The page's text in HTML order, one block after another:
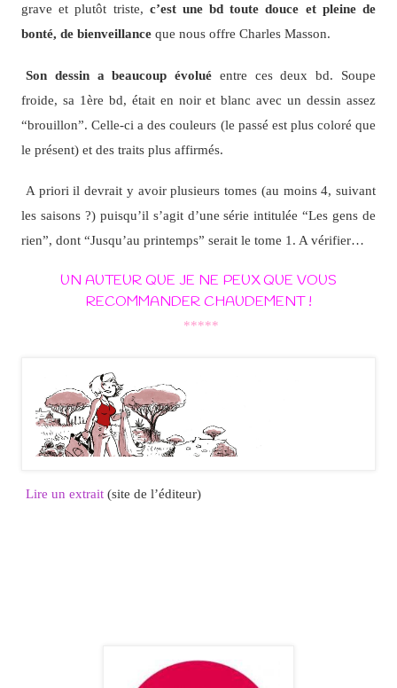
grave et plutôt triste, c’est une bd toute douce et pleine de
bonté, de bienveillanceque nous offre Charles Masson.
Son dessin a beaucoup évolué entre ces deux bd. Soupe
froide, sa 1ère bd, était en noir et blanc avec un dessin assez
“brouillon”. Celle-ci a des couleurs (le passé est plus coloré que
le présent) et des traits plus affirmés.
A priori il devrait y avoir plusieurs tomes (au moins 4, suivant
les saisons ?) puisqu’il s’agit d’une série intitulée “Les gens de
rien”, dont “Jusqu’au printemps” serait le tome 1. A vérifier…
UN AUTEUR QUE JE NE PEUX QUE VOUS
RECOMMANDER CHAUDEMENT !
*****
Lire un extrait(site de l’éditeur)